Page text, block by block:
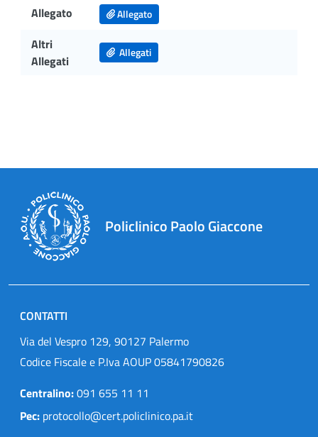
Allegato Allegato
Altri
Allegati
Allegati
Policlinico Paolo Giaccone
CONTATTI
Via del Vespro 129, 90127 Palermo
Codice Fiscale e P.Iva AOUP 05841790826
Centralino:091 655 11 11
Pec: protocollo@cert.policlinico.pa.it